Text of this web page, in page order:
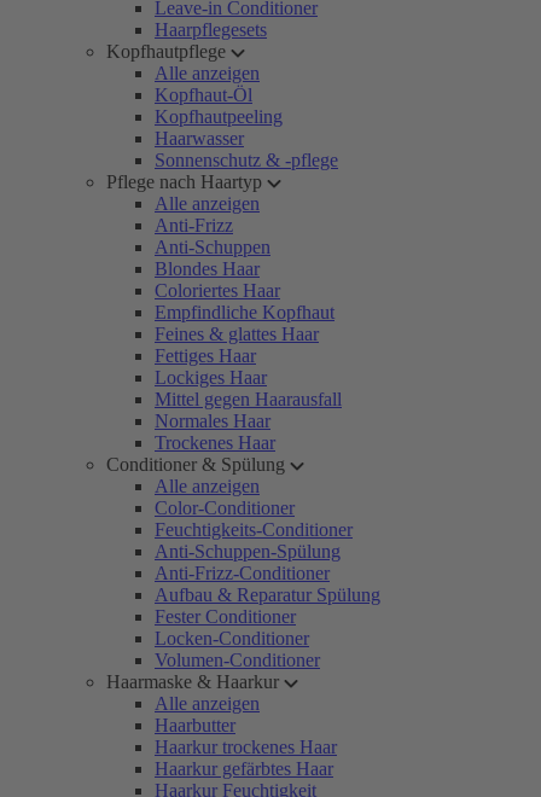
Leave-in Conditioner
Haarpflegesets
Kopfhautpflege
Alle anzeigen
Kopfhaut-Öl
Kopfhautpeeling
Haarwasser
Sonnenschutz & -pflege
Pflege nach Haartyp
Alle anzeigen
Anti-Frizz
Anti-Schuppen
Blondes Haar
Coloriertes Haar
Empfindliche Kopfhaut
Feines & glattes Haar
Fettiges Haar
Lockiges Haar
Mittel gegen Haarausfall
Normales Haar
Trockenes Haar
Conditioner & Spülung
Alle anzeigen
Color-Conditioner
Feuchtigkeits-Conditioner
Anti-Schuppen-Spülung
Anti-Frizz-Conditioner
Aufbau & Reparatur Spülung
Fester Conditioner
Locken-Conditioner
Volumen-Conditioner
Haarmaske & Haarkur
Alle anzeigen
Haarbutter
Haarkur trockenes Haar
Haarkur gefärbtes Haar
Haarkur Feuchtigkeit